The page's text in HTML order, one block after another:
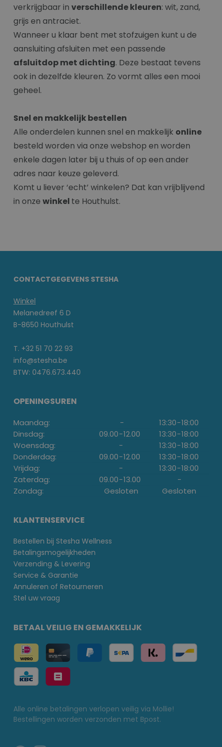
verkrijgbaar in verschillende kleuren: wit, zand,
grijs en antraciet.
Wanneer u klaar bent met stofzuigen kunt u de
aansluiting afsluiten met een passende
afsluitdop met dichting. Deze bestaat tevens
ook in dezelfde kleuren. Zo vormt alles een mooi
geheel.
Snel en makkelijk bestellen
Alle onderdelen kunnen snel en makkelijk online
besteld worden via onze webshop en worden
enkele dagen later bij u thuis of op een ander
adres naar keuze geleverd.
Komt u liever ‘echt’ winkelen? Dat kan vrijblijvend
in onze winkel te Houthulst.
CONTACTGEGEVENS STESHA
Winkel
Melanedreef 6 D
B-8650 Houthulst
T. +32 51 70 22 93
info@stesha.be
BTW: 0476.673.440
OPENINGSUREN
Maandag: - 13:30-18:00
Dinsdag:
09.00-12.00 13:30-18:00
Woensdag:
- 13:30-18:00
Donderdag:
09.00-12.00 13:30-18:00
Vrijdag:
- 13:30-18:00
Zaterdag:
09.00-13.00
-
Zondag:
Gesloten Gesloten
KLANTENSERVICE
Bestellen bij Stesha Wellness
Betalingsmogelijkheden
Verzending & Levering
Service & Garantie
Annuleren of Retourneren
Stel uw vraag
BETAAL VEILIG EN GEMAKKELIJK
Alle online betalingen verlopen veilig via Mollie!
Bestellingen worden verzonden met Bpost.